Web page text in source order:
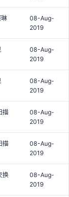
08-Aug-
2019
08-Aug-
2019
08-Aug-
2019
描
08-Aug-
2019
描
08-Aug-
2019
换
08-Aug-
2019